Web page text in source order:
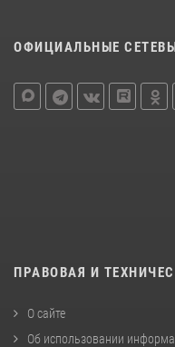
ОФИЦИАЛЬНЫЕ
ПРАВОВАЯ И
О сайте
Об использовании